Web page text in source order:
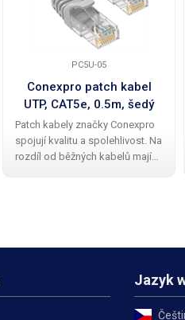
PC5U-05
Conexpro patch kabel
UTP, CAT5e, 0.5m, šedý
Patch kabely značky Conexpro
spojují kvalitu a spolehlivost. Na
rozdíl od běžných kabelů mají
Jazyk